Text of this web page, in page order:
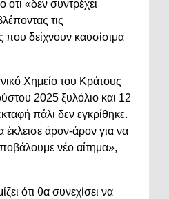
ότι «δεν συντρέχει
τις
δείχνουν καυσίσιμα
Χημείο του Κράτους
2025 ξυλόλιο και 12
πάλι δεν εγκρίθηκε.
έκλεισε άρον-άρον για να
νέο αίτημα»,
ότι θα συνεχίσει να